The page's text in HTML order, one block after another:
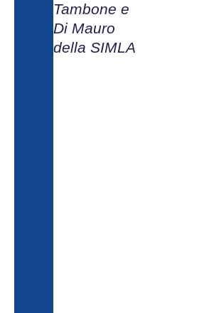
Tambone e
Di Mauro
della SIMLA